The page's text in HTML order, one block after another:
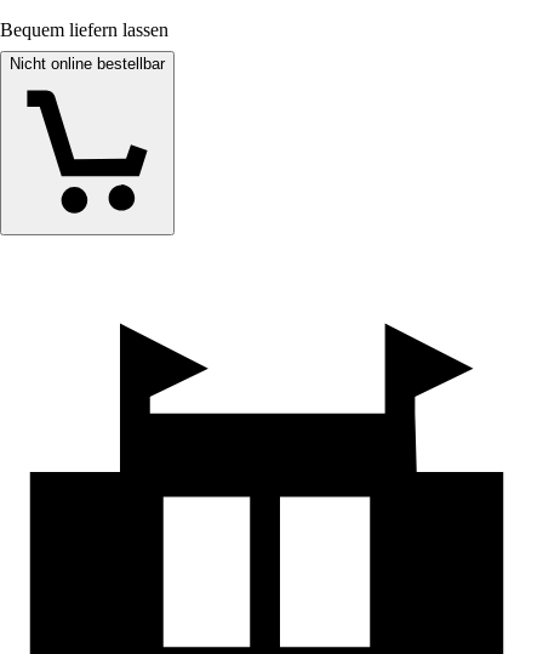
Bequem liefern lassen
Nicht online bestellbar